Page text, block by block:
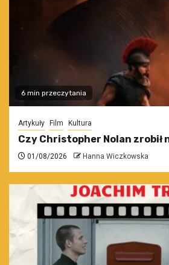
6 min przeczytania
Artykuły Film Kultura
Czy Christopher Nolan zrobił
01/08/2026 Hanna Wiczkowska